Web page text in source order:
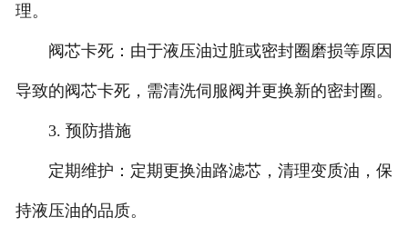
理。
阀芯卡死：由于液压油过脏或密封圈磨损等原因
导致的阀芯卡死，需清洗伺服阀并更换新的密封圈。
3. 预防措施
定期维护：定期更换油路滤芯，清理变质油，保
持液压油的品质。